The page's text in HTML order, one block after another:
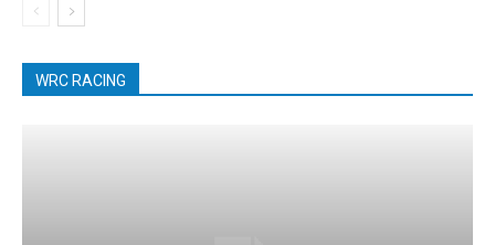
WRC RACING